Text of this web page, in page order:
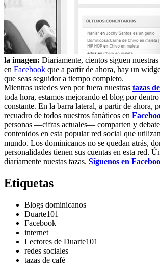
la imagen: Diariamente, cientos siguen
en Facebook que a partir de ahora, hay un
que seas seguidor a tiempo completo.
Mientras ustedes ven por fuera nuestras tazas
toda hora, estamos mejorando el blog por dentro
constante. En la barra lateral, a partir de ahora,
recuadro de todos nuestros fanáticos en
personas —cifras actuales— comparten y
contenidos en esta popular red social que
mundo. Los dominicanos no se quedan atrás,
personalidades tienen sus cuentas en esta red.
diariamente nuestas tazas. Síguenos en
Etiquetas
Blogs dominicanos
Duarte101
Facebook
internet
Lectores de Duarte101
redes sociales
tazas de café